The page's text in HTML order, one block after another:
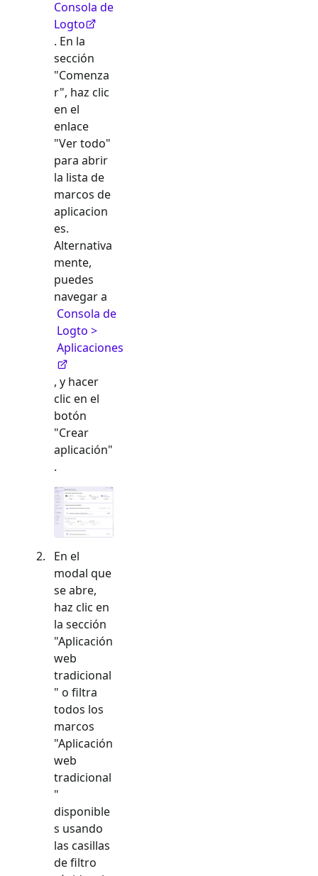
Consola de
Logto
. En la
sección
"Comenza
r", haz clic
en el
enlace
"Ver todo"
para abrir
la lista de
marcos de
aplicacion
es.
Alternativa
mente,
puedes
navegar a
Consola de
Logto >
Aplicaciones
, y hacer
clic en el
botón
"Crear
aplicación"
.
En el
modal que
se abre,
haz clic en
la sección
"Aplicación
web
tradicional
" o filtra
todos los
marcos
"Aplicación
web
tradicional
"
disponible
s usando
las casillas
de filtro